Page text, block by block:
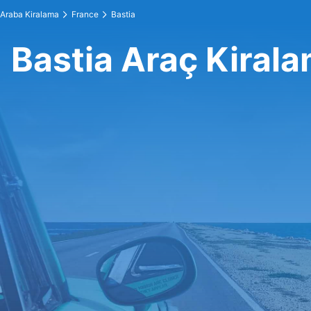
Araba Kiralama France Bastia
Bastia Araç